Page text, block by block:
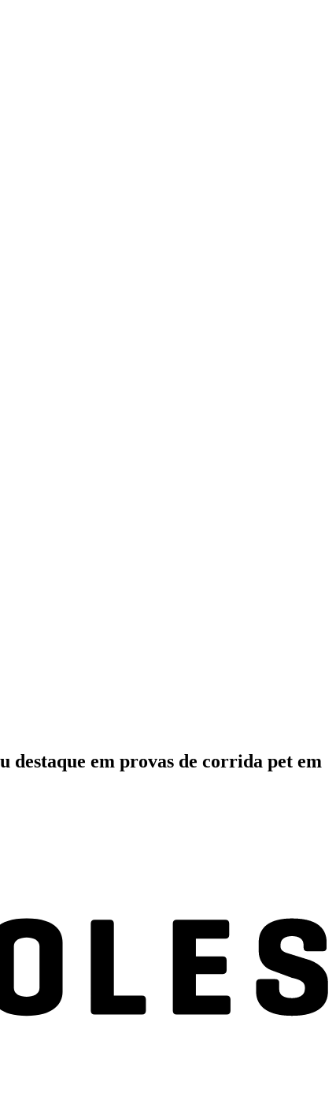
destaque em provas de corrida pet em